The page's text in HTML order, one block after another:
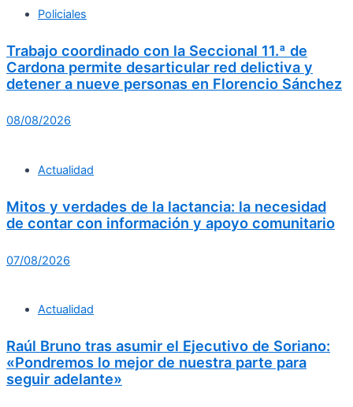
Policiales
Trabajo coordinado con la Seccional 11.ª de
Cardona permite desarticular red delictiva y
detener a nueve personas en Florencio Sánchez
08/08/2026
Actualidad
Mitos y verdades de la lactancia: la necesidad
de contar con información y apoyo comunitario
07/08/2026
Actualidad
Raúl Bruno tras asumir el Ejecutivo de Soriano:
«Pondremos lo mejor de nuestra parte para
seguir adelante»